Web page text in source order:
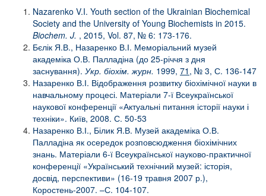
Nazarenko V.I. Youth section of the Ukrainian Biochemical
Society and the University of Young Biochemists in 2015.
Biochem. J. , 2015, Vol. 87, № 6: 173-176.
Бєлік Я.В., Назаренко В.І. Меморіальний музей
академіка О.В. Палладіна (до 25-річчя з дня
заснування). Укр. біохім. журн. 1999, 71, № 3, С. 136-147
Назаренко В.І. Відображення розвитку біохімічної науки в
навчальному процесі. Матеріали 7-ї Всеукраїнської
наукової конференції «Актуальні питання історії науки і
техніки». Київ, 2008. С. 50-53
Назаренко В.І., Білик Я.В. Музей академіка О.В.
Палладіна як осередок розповсюдження біохімічних
знань. Матеріали 6-ї Всеукраїнської науково-практичної
конференції «Український технічний музей: історія,
досвід, перспективи» (16-19 травня 2007 р.),
Коростень-2007. –С. 104-107.